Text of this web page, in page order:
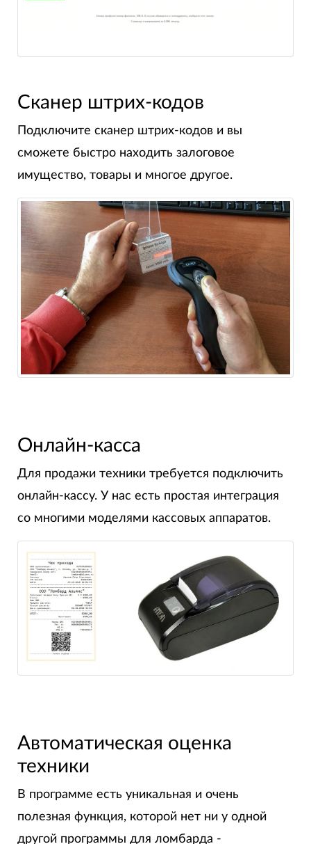
Сканер штрих-кодов
Подключите сканер штрих-кодов и вы
сможете быстро находить залоговое
имущество, товары и многое другое.
Онлайн-касса
Для продажи техники требуется подключить
онлайн-кассу. У нас есть простая интеграция
со многими моделями кассовых аппаратов.
Автоматическая оценка
техники
В программе есть уникальная и очень
полезная функция, которой нет ни у одной
другой программы для ломбарда -